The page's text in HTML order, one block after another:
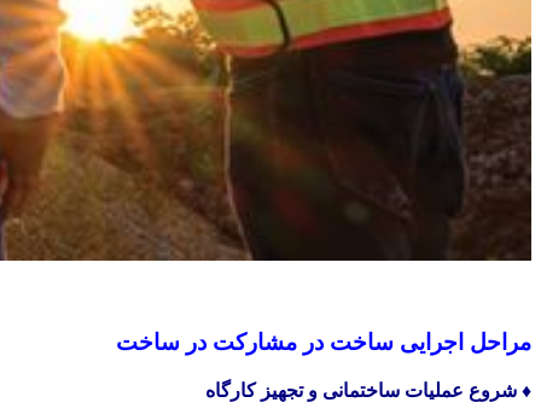
مراحل اجرایی ساخت در مشارکت در ساخت
♦️ شروع عملیات ساختمانی و تجهیز کارگاه